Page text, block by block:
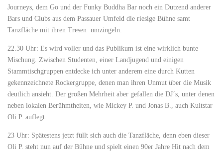
Journeys, dem Go und der Funky Buddha Bar noch ein Dutzend anderer
Bars und Clubs aus dem Passauer Umfeld die riesige Bühne samt
Tanzfläche mit ihren Tresen umzingeln.
22.30 Uhr: Es wird voller und das Publikum ist eine wirklich bunte
Mischung. Zwischen Studenten, einer Landjugend und einigen
Stammtischgruppen entdecke ich unter anderem eine durch Kutten
gekennzeichnete Rockergruppe, denen man ihren Unmut über die Musik
deutlich ansieht. Der großen Mehrheit aber gefallen die DJ´s, unter denen
neben lokalen Berühmtheiten, wie Mickey P. und Jonas B., auch Kultstar
Oli P. auflegt.
23 Uhr: Spätestens jetzt füllt sich auch die Tanzfläche, denn eben dieser
Oli P. steht nun auf der Bühne und spielt einen 90er Jahre Hit nach dem